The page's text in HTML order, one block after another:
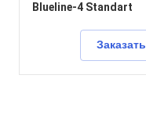
Blueline-4 Standart
Заказать